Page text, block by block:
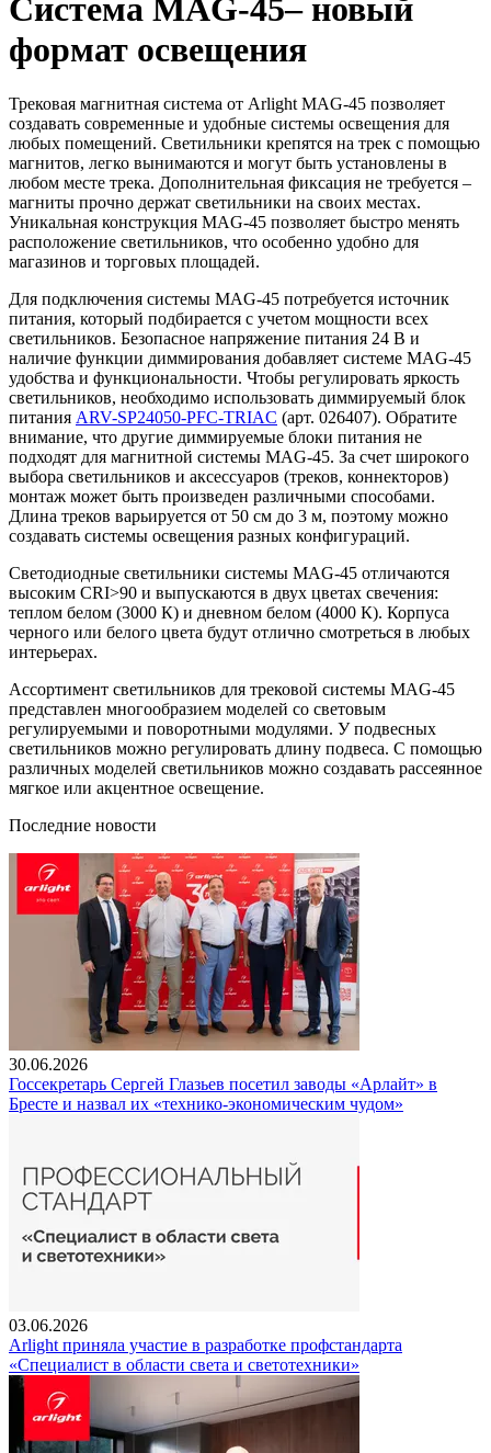
Система MAG-45– новый
формат освещения
Трековая магнитная система от Arlight MAG-45 позволяет
создавать современные и удобные системы освещения для
любых помещений. Светильники крепятся на трек с помощью
магнитов, легко вынимаются и могут быть установлены в
любом месте трека. Дополнительная фиксация не требуется –
магниты прочно держат светильники на своих местах.
Уникальная конструкция MAG-45 позволяет быстро менять
расположение светильников, что особенно удобно для
магазинов и торговых площадей.
Для подключения системы MAG-45 потребуется источник
питания, который подбирается с учетом мощности всех
светильников. Безопасное напряжение питания 24 В и
наличие функции диммирования добавляет системе MAG-45
удобства и функциональности. Чтобы регулировать яркость
светильников, необходимо использовать диммируемый блок
питания ARV-SP24050-PFC-TRIAC (арт. 026407). Обратите
внимание, что другие диммируемые блоки питания не
подходят для магнитной системы MAG-45. За счет широкого
выбора светильников и аксессуаров (треков, коннекторов)
монтаж может быть произведен различными способами.
Длина треков варьируется от 50 см до 3 м, поэтому можно
создавать системы освещения разных конфигураций.
Светодиодные светильники системы MAG-45 отличаются
высоким CRI>90 и выпускаются в двух цветах свечения:
теплом белом (3000 К) и дневном белом (4000 К). Корпуса
черного или белого цвета будут отлично смотреться в любых
интерьерах.
Ассортимент светильников для трековой системы MAG-45
представлен многообразием моделей со световым
регулируемыми и поворотными модулями. У подвесных
светильников можно регулировать длину подвеса. С помощью
различных моделей светильников можно создавать рассеянное
мягкое или акцентное освещение.
Последние новости
30.06.2026
Госсекретарь Сергей Глазьев посетил заводы «Арлайт» в
Бресте и назвал их «технико-экономическим чудом»
03.06.2026
Arlight приняла участие в разработке профстандарта
«Специалист в области света и светотехники»